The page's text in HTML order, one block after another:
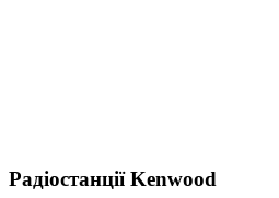
Радіостанції Kenwood